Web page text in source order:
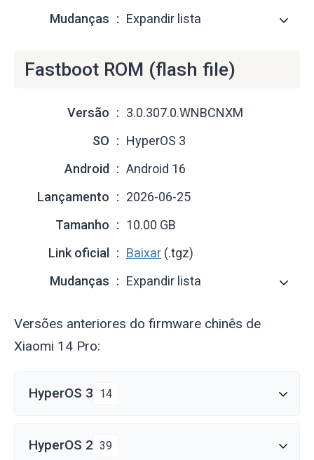
Mudanças
Expandir lista
Fastboot ROM (flash file)
Versão
3.0.307.0.WNBCNXM
SO
HyperOS 3
Android
Android 16
Lançamento
2026-06-25
Tamanho
10.00 GB
Link oficial
Baixar (.tgz)
Mudanças
Expandir lista
Versões anteriores do firmware chinês de
Xiaomi 14 Pro:
HyperOS 3 14
HyperOS 2 39